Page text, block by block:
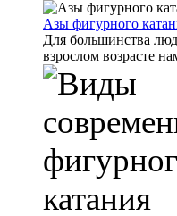
Азы фигурного
Для большинства
взрослом возрасте